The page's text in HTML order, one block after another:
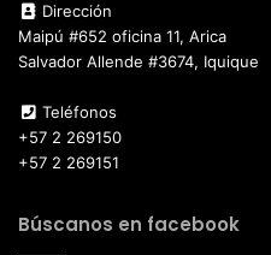
Dirección
Maipú #652 oficina 11, Arica
Salvador Allende #3674, Iquique
Teléfonos
+57 2 269150
+57 2 269151
Búscanos en facebook